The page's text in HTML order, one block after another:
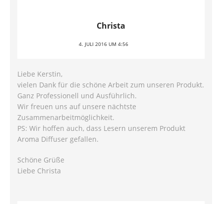
Christa
4. JULI 2016 UM 4:56
Liebe Kerstin,
vielen Dank für die schöne Arbeit zum unseren Produkt.
Ganz Professionell und Ausführlich.
Wir freuen uns auf unsere nächtste
Zusammenarbeitmöglichkeit.
PS: Wir hoffen auch, dass Lesern unserem Produkt
Aroma Diffuser gefallen.
Schöne Grüße
Liebe Christa